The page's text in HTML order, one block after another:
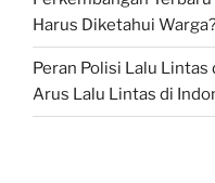
Harus Diketahui
Peran Polisi Lalu
Arus Lalu Lintas di